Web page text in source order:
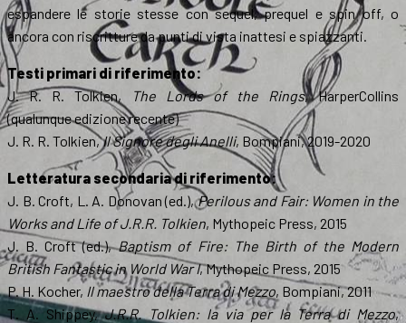
espandere le storie stesse con sequel, prequel e spin off, o
ancora con riscritture da punti di vista inattesi e spiazzanti.
Testi primari di riferimento:
J. R. R. Tolkien,
The Lords of the Rings, HarperCollins
(qualunque edizione recente)
J. R. R. Tolkien,Il Signore degli Anelli, Bompiani, 2019-2020
Letteratura secondaria di riferimento:
J. B. Croft, L. A. Donovan (ed.),Perilous and Fair: Women in the
Works and Life of J.R.R. Tolkien, Mythopeic Press, 2015
J. B. Croft (ed.),Baptism of Fire: The Birth of the Modern
British Fantastic in World War I, Mythopeic Press, 2015
P. H. Kocher, Il maestro della Terra di Mezzo, Bompiani, 2011
T. A. Shippey,J.R.R. Tolkien: la via per la Terra di Mezzo,